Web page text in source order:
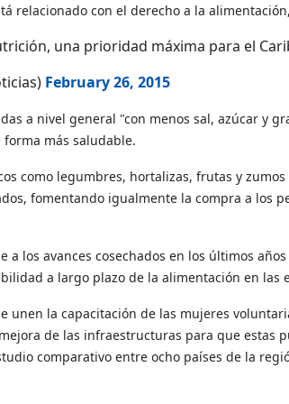
relacionado con el derecho a la
una prioridad máxima para el
February 26, 2015
a nivel general "con menos sal, azúcar y
más saludable.
como legumbres, hortalizas, frutas y
fomentando igualmente la compra a los
a los avances cosechados en los últimos
a largo plazo de la alimentación en las
unen la capacitación de las mujeres
de las infraestructuras para que estas
comparativo entre ocho países de la